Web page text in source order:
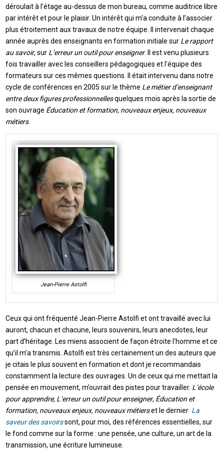
déroulait à l’étage au-dessus de mon bureau, comme auditrice libre
par intérêt et pour le plaisir. Un intérêt qui m’a conduite à l’associer
plus étroitement aux travaux de notre équipe. Il intervenait chaque
année auprès des enseignants en formation initiale sur Le rapport
au savoir, sur L’erreur un outil pour enseigner. Il est venu plusieurs
fois travailler avec les conseillers pédagogiques et l’équipe des
formateurs sur ces mêmes questions. Il était intervenu dans notre
cycle de conférences en 2005 sur le thème Le métier d’enseignant
entre deux figures professionnellesquelques mois après la sortie de
son ouvrage Éducation et formation, nouveaux enjeux, nouveaux
métiers.
Jean-Pierre Astolfi
Ceux qui ont fréquenté Jean-Pierre Astolfi et ont travaillé avec lui
auront, chacun et chacune, leurs souvenirs, leurs anecdotes, leur
part d’héritage. Les miens associent de façon étroite l’homme et ce
qu’il m’a transmis. Astolfi est très certainement un des auteurs que
je citais le plus souvent en formation et dont je recommandais
constamment la lecture des ouvrages. Un de ceux qui me mettait la
pensée en mouvement, m’ouvrait des pistes pour travailler. L’école
pour apprendre, L’erreur un outil pour enseigner, Éducation et
formation, nouveaux enjeux, nouveaux métierset le dernier La
saveur des savoirssont, pour moi, des références essentielles, sur
le fond comme sur la forme : une pensée, une culture, un art de la
transmission, une écriture lumineuse.